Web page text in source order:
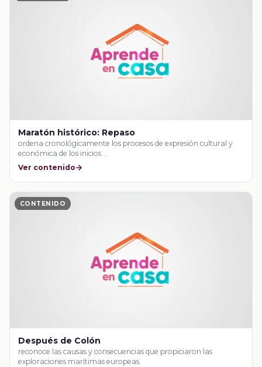
Maratón histórico: Repaso
ordena cronológicamente los procesos de expresión cultural y
económica de los inicios …
Ver contenido
CONTENIDO
Después de Colón
reconoce las causas y consecuencias que propiciaron las
exploraciones marítimas europeas.